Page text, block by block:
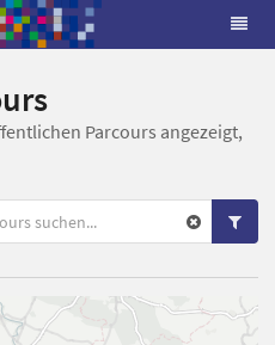
Parcours angezeigt,